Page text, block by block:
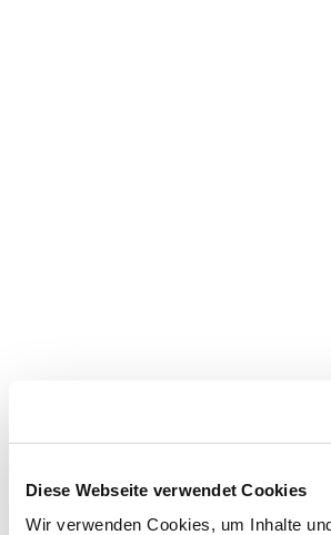
Diese Webseite verwendet Cookies
Wir verwenden Cookies, um Inhalte
interessieren